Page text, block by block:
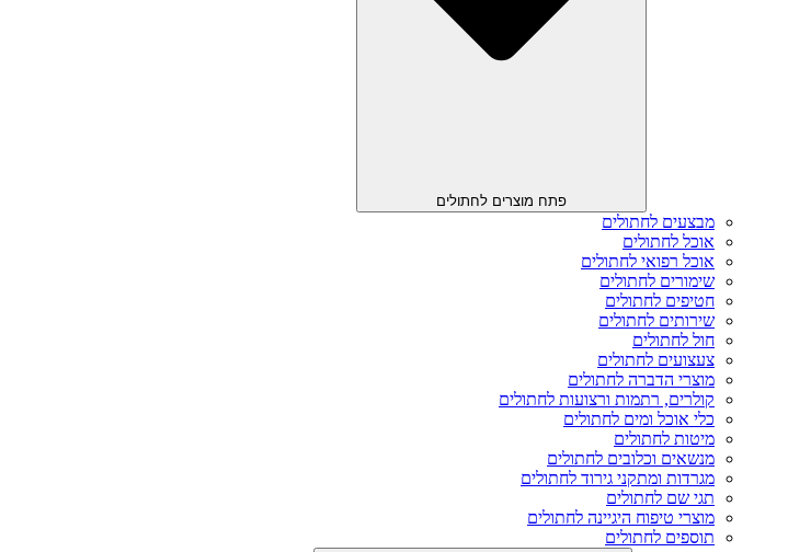
פתח מוצרים לחתולים
מבצעים לחתולים
אוכל לחתולים
אוכל רפואי לחתולים
שימורים לחתולים
חטיפים לחתולים
שירותים לחתולים
חול לחתולים
צעצועים לחתולים
מוצרי הדברה לחתולים
קולרים, רתמות ורצועות לחתולים
כלי אוכל ומים לחתולים
מיטות לחתולים
מנשאים וכלובים לחתולים
מגרדות ומתקני גירוד לחתולים
תגי שם לחתולים
מוצרי טיפוח היגיינה לחתולים
תוספים לחתולים